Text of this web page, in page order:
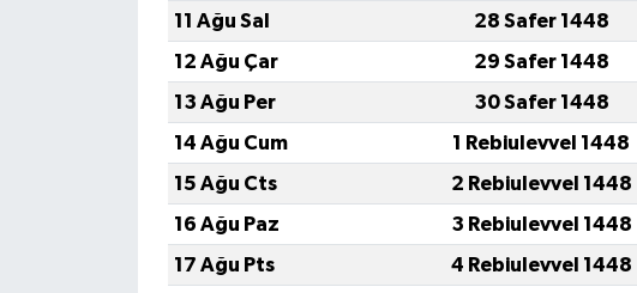
11 Ağu Sal
28 Safer 1448
12 Ağu Çar
29 Safer 1448
13 Ağu Per
30 Safer 1448
14 Ağu Cum
1 Rebiulevvel 1448
15 Ağu Cts
2 Rebiulevvel 1448
16 Ağu Paz
3 Rebiulevvel 1448
17 Ağu Pts
4 Rebiulevvel 1448